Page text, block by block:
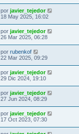
por javier_tejedor
18 May 2025, 16:02
por javier_tejedor
26 Mar 2025, 06:28
por rubenkof
22 Mar 2025, 09:29
por javier_tejedor
29 Dic 2024, 19:10
por javier_tejedor
27 Jun 2024, 08:29
por javier_tejedor
17 Oct 2023, 07:30